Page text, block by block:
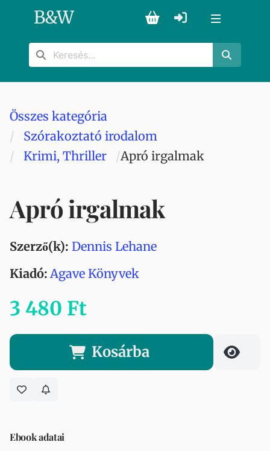
B&W
Összes kategória
Szórakoztató irodalom
Krimi, Thriller
Apró irgalmak
Apró irgalmak
Szerző(k): Dennis Lehane
Kiadó: Agave Könyvek
3 480 Ft
Kosárba
Ebook adatai